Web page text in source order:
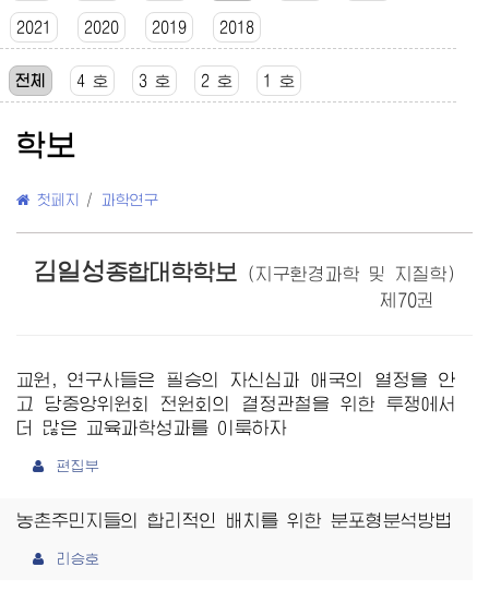
2021 2020 2019 2018
전체 4 호 3 호 2 호 1 호
학보
첫페지 / 과학연구
김일성종합대학학보
(지구환경과학 및 지질학)
제70권
교원, 연구사들은 필승의 자신심과 애국의 열정을 안
고 당중앙위원회 전원회의 결정관철을 위한 투쟁에서
더 많은 교육과학성과를 이룩하자
편집부
농촌주민지들의 합리적인 배치를 위한 분포형분석방법
리승호